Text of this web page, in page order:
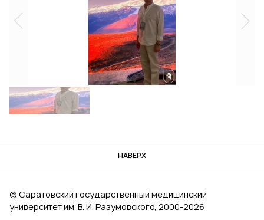
НАВЕРХ
© Саратовский государственный медицинский
университет им. В. И. Разумовского, 2000‑2026